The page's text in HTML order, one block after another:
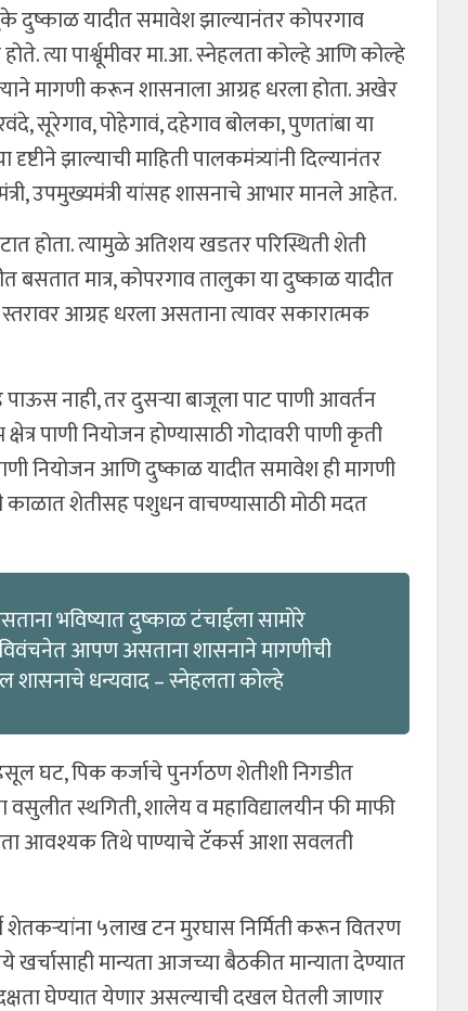
दुष्काळ यादीत समावेश झाल्यानंतर कोपरगाव
त्या पार्श्वूमीवर मा.आ. स्नेहलता कोल्हे आणि कोल्हे
मागणी करून शासनाला आग्रह धरला होता. अखेर
सूरेगाव, पोहेगावं, दहेगाव बोलका, पुणतांबा या
झाल्याची माहिती पालकमंत्र्यांनी दिल्यानंतर
उपमुख्यमंत्री यांसह शासनाचे आभार मानले आहेत.
होता. त्यामुळे अतिशय खडतर परिस्थिती शेती
बसतात मात्र, कोपरगाव तालुका या दुष्काळ यादीत
आग्रह धरला असताना त्यावर सकारात्मक
नाही, तर दुसऱ्या बाजूला पाट पाणी आवर्तन
पाणी नियोजन होण्यासाठी गोदावरी पाणी कृती
नियोजन आणि दुष्काळ यादीत समावेश ही मागणी
शेतीसह पशुधन वाचण्यासाठी मोठी मदत
भविष्यात दुष्काळ टंचाईला सामोरे
आपण असताना शासनाने मागणीची
शासनाचे धन्यवाद – स्नेहलता कोल्हे
घट, पिक कर्जाचे पुनर्गठण शेतीशी निगडीत
वसुलीत स्थगिती, शालेय व महाविद्यालयीन फी माफी
आवश्यक तिथे पाण्याचे टॅकर्स आशा सवलती
शेतकऱ्यांना ५लाख टन मुरघास निर्मिती करून वितरण
मान्यता आजच्या बैठकीत मान्याता देण्यात
घेण्यात येणार असल्याची दखल घेतली जाणार